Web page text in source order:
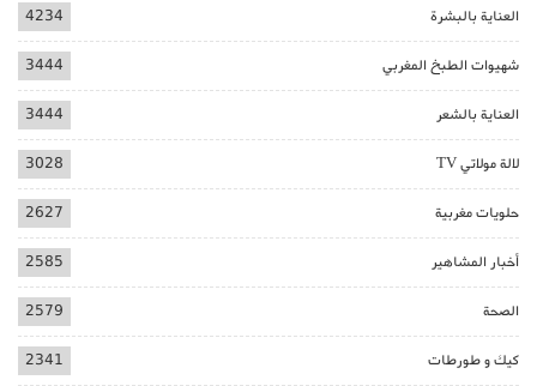
العناية بالبشرة 4234
شهيوات الطبخ المغربي 3444
العناية بالشعر 3444
لالة مولاتي TV 3028
حلويات مغربية 2627
أخبار المشاهير 2585
الصحة 2579
كيك و طورطات 2341